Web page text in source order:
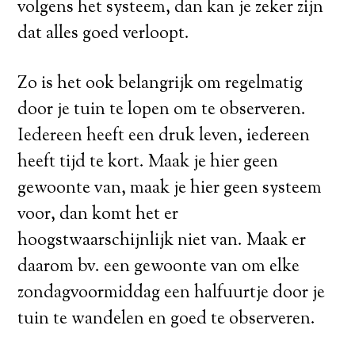
volgens het systeem, dan kan je zeker zijn
dat alles goed verloopt.
Zo is het ook belangrijk om regelmatig
door je tuin te lopen om te observeren.
Iedereen heeft een druk leven, iedereen
heeft tijd te kort. Maak je hier geen
gewoonte van, maak je hier geen systeem
voor, dan komt het er
hoogstwaarschijnlijk niet van. Maak er
daarom bv. een gewoonte van om elke
zondagvoormiddag een halfuurtje door je
tuin te wandelen en goed te observeren.